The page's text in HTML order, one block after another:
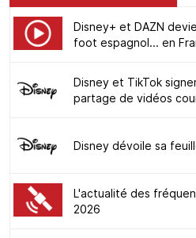
Disney+ et DAZN
foot espagnol... en
Disney et TikTok
partage de vidéos
Disney dévoile sa
L'actualité des
2026